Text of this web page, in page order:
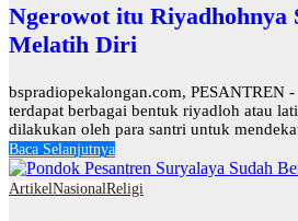
Ngerowot itu Riyadhohnya
Melatih Diri
bspradiopekalongan.com, PESANTREN
terdapat berbagai bentuk riyadloh atau
dilakukan oleh para santri untuk
Baca Selanjutnya
ArtikelNasionalReligi